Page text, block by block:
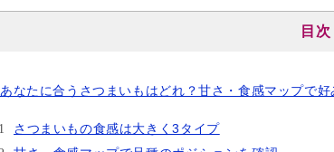
目次
あなたに合うさつまいもはどれ？甘さ・食感マップで好
さつまいもの食感は大きく3タイプ